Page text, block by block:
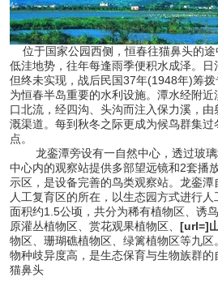
位于国家公园西侧，恒春往猫鼻头的途
低洼地势，往年每逢雨季便积水成泽。日
但终未实现，战后民国37年(1948年)筹拨
为恒春半岛重要的水利设施。潭水经附
口北流，经四沟、头沟而注入保力溪，
溉渠道。每到秋冬之际更成为候鸟群集
点。
龙銮潭旁设有一自然中心，透过玻璃
中心内的观察站提供多部望远镜和2套播
示区，是设备完善的鸟类观察站。龙銮
人工复育区的所在，以生态园方式进行
面积约1.5公顷，共分为稀有植物区、诱
原灌丛植物区、赏花观果植物区、 [url=]
物区、珊瑚礁植物区、绿篱植物区等九
物种歧异度高，是生态保育与生物族群的
猫鼻头